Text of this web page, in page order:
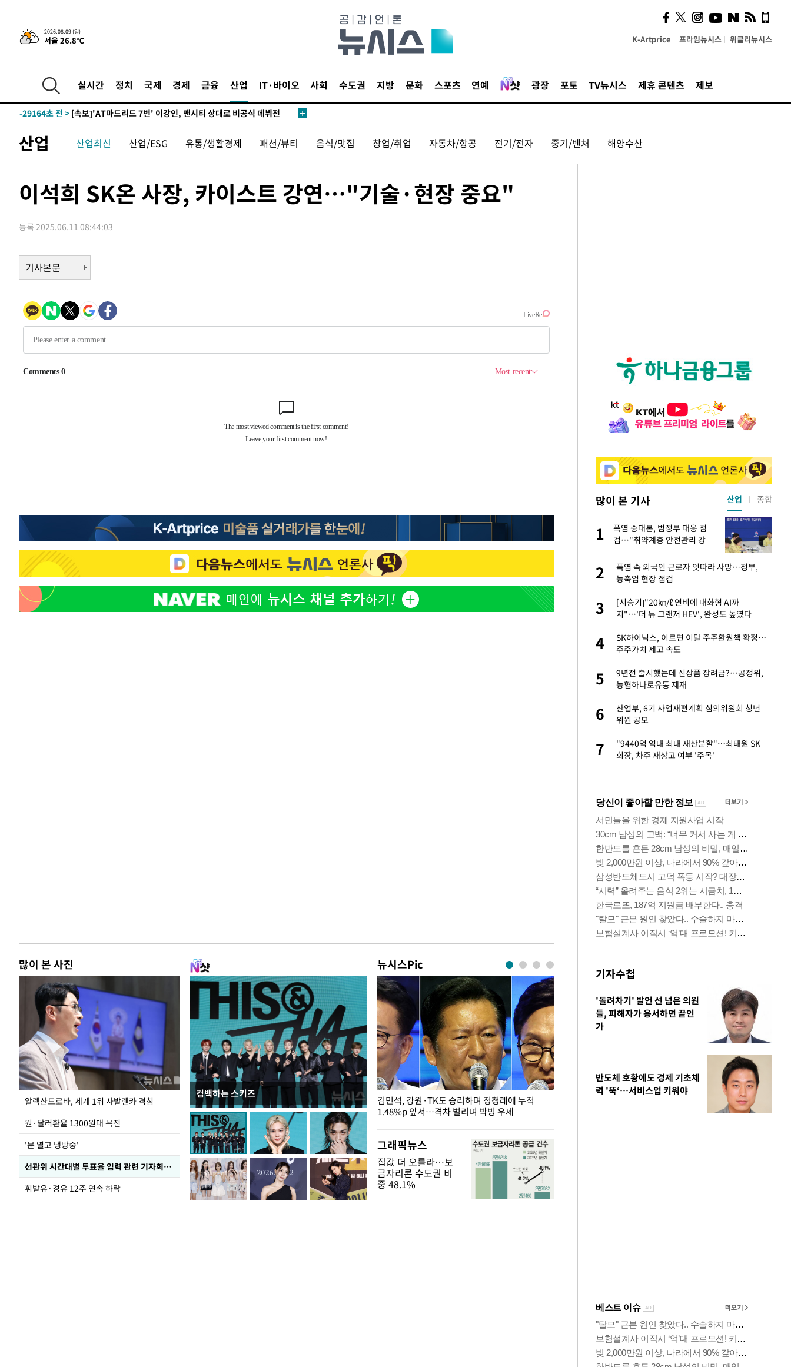
2026.08.09 (일)
서울 26.8℃ K-Artprice 프라임뉴시스 위클리뉴시스
실시간 정치 국제 경제 금융 산업 IT·바이오 사회 수도권 지방 문화 스포츠 연예 광장 포토 TV뉴시스 제휴 콘텐츠 제보
-1352초 전 >이강인, 오늘 서울서 AT마드리드 입단식…'전례 없는 특급대우'
-32167초 전 >이강인, 5만 관중 앞 ATM 데뷔…뜨거운 응원 속 새출발(종합)
-29662초 전 >
'AT마드리드 7번' 이강인, 맨시티 상대로 비공식 데뷔전
-29164초 전 >
-27228초 전 > 네타냐후, 트럼프의 가자 평화 2차 15개조 평화안 '거부'
-22820초 전 >
태풍 돌핀, 중 저장성 타이저우시 해안에 상륙 (1보)
-20166초 전 >AT마드리드 데뷔 앞둔 이강인, 맨시티전 선발 대신 '벤치 시작'
44.40%
-18130초 전 >與 강원·TK 당원투표 합산 김민석 46.01%로 승리…정청래
-17777초 전 >[속보]與 당대표 경선, 경북 권리당원 투표 김민석 47.37%·정청래
45.71%
-17679초 전 >[속보]與 당대표 경선, 대구 권리당원 투표 정청래 47.82%·김민석
46.35%
-17476초 전 >
득표
-15394초 전 >"일본축구협회, 대한축구협회 성 접대 의혹 심판 조사"
상
-3401초 전 > "얼마나 더웠으면"…안동 물길공원서 헤엄친 구렁이 '소동'
-3328초 전 >손흥민, 68분 뛰고 2경기 침묵…LAFC, 톨루카에 1-0 승리(종합)
-2600초 전 >'2경기 연속 침묵' 손흥민, 톨루카전 68분만 뛰고 슈팅 0개
-32167초 전 >
[속보]'AT마드리드 7번' 이강인, 맨시티 상대로 비공식 데뷔전
네타냐후, 트럼프의 가자 평화 2차 15개조 평화안 '거부'
44.40%
-18130초 전 >
與 강원·TK 당원투표 합산 김민석 46.01%로 승리…정청래
44.53%
-17970초 전 >[속보]與전대 권리당원투표…강원·경북 김민석, 대구 정청래 승리
-17777초 전 >
[속보]與 당대표 경선, 경북 권리당원 투표 김민석 47.37%·정청래
45.71%
-17679초 전 >[속보]與 당대표 경선, 대구 권리당원 투표 정청래 47.82%·김민석
46.35%
-17476초 전 >
[속보]與 당대표 경선, 강원 권리당원 투표 김민석 승리…50.30%
득표
-15394초 전 >
"일본축구협회, 대한축구협회 성 접대 의혹 심판 조사"
-3401초 전 >"얼마나 더웠으면"…안동 물길공원서 헤엄친 구렁이 '소동'
산업 산업최신 산업/ESG 유통/생활경제 패션/뷰티 음식/맛집 창업/취업 자동차/항공 전기/전자 중기/벤처 해양수산
이석희 SK온 사장, 카이스트 강연…"기술·현장 중요"
등록 2025.06.11 08:44:03
기사본문
많이 본 사진
알렉산드로바, 세계 1위 사발렌카 격침
원·달러환율 1300원대 목전
'문 열고 냉방중'
선관위 시간대별 투표율 입력 관련 기자회견하는 주진우 의원
휘발유·경유 12주 연속 하락
컴백하는 스키즈
뉴시스Pic
극한 폭염에 바닥 드러난 홍제천…물고기 떼죽음
도
김민석, 강원·TK도 승리하며 정청래에 누적
1.48%p 앞서…격차 벌리며 박빙 우세
용산·강남·서초 유휴부지까지…세제 이은 '영끌'폭염 속 주말 풍
그래픽뉴스
집값 더 오를라…보
금자리론 수도권 비
중 48.1%
많이 본 기사
한정수 "황정민 선배만 피
해…떳떳하면 신분 공개하라"
2
격…득점포 재가동 도전
3
이강인, 오늘 서울서 AT마드리드 입단
식…'전례 없는 특급대우'
4
1
폭염 중대본, 범정부 대응 점
검…"취약계층 안전관리 강
2
폭염 속 외국인 근로자 잇따라 사망…정부,
농축업 현장 점검
3
[시승기]"20㎞/ℓ 연비에 대화형 AI까
지"…'더 뉴 그랜저 HEV', 완성도 높였다
4
SK하이닉스, 이르면 이달 주주환원책 확정…
주주가치 제고 속도
5
9년전 출시했는데 신상품 장려금?…공정위,
농협하나로유통 제재
6
산업부, 6기 사업재편계획 심의위원회 청년
위원 공모
7
"9440억 역대 최대 재산분할"…최태원 SK
회장, 차주 재상고 여부 '주목'
산업 종합
기자수첩
'돌려차기' 발언 선 넘은 의원
들, 피해자가 용서하면 끝인
가
반도체 호황에도 경제 기초체
력 '뚝‘…서비스업 키워야